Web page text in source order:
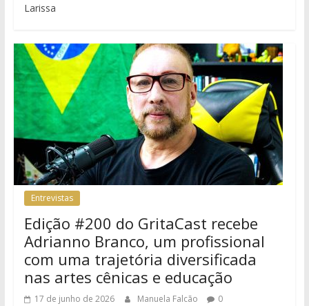
Larissa
Entrevistas
Edição #200 do GritaCast recebe
Adrianno Branco, um profissional
com uma trajetória diversificada
nas artes cênicas e educação
17 de junho de 2026 Manuela Falcão 0